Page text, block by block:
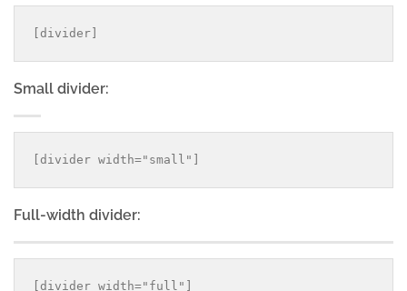
Small divider:
Full-width divider: